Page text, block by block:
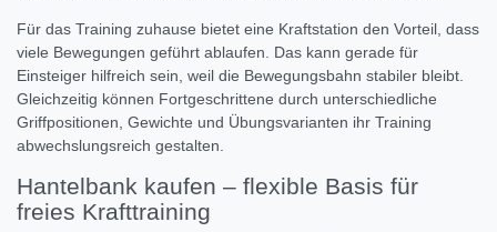
Für das Training zuhause bietet eine Kraftstation den Vorteil, dass
viele Bewegungen geführt ablaufen. Das kann gerade für
Einsteiger hilfreich sein, weil die Bewegungsbahn stabiler bleibt.
Gleichzeitig können Fortgeschrittene durch unterschiedliche
Griffpositionen, Gewichte und Übungsvarianten ihr Training
abwechslungsreich gestalten.
Hantelbank kaufen – flexible Basis für
freies Krafttraining